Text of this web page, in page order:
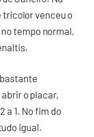
tricolor venceu o
tempo normal,
o placar,
a 1. No fim do
igual.